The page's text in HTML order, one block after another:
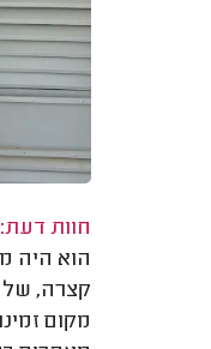
חוות דעת:
הוא היה
קצרה, של
מקום